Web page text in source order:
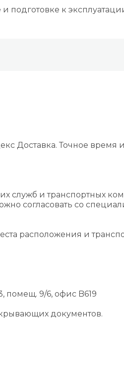
подготовке к
Доставка. Точное время и
служб и транспортных
согласовать со
расположения и
помещ. 9/6, офис B619
документов.